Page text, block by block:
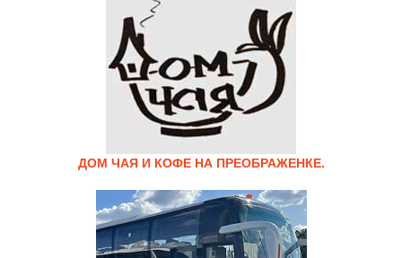
ДОМ ЧАЯ И КОФЕ НА ПРЕОБРАЖЕНКЕ.